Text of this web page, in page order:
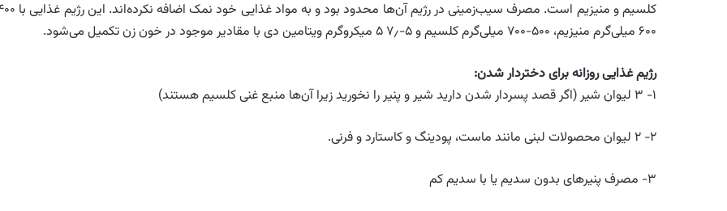
۶۰۰ میلی‌گرم منیزیم، ۵۰۰-۷۰۰ میلی‌گرم کلسیم و ۵-۷٫ ۵ میکروگرم ویتامین دی با مقادیر موجود در خون زن تکمیل می‌شود.
رژیم غذایی روزانه برای دختردار شدن:
۱- ۳ لیوان شیر (اگر قصد پسردار شدن دارید شیر و پنیر را نخورید زیرا آن‌ها منبع غنی کلسیم هستند)
۲- ۲ لیوان محصولات لبنی مانند ماست، پودینگ و کاستارد و فرنی.
۳- مصرف پنیرهای بدون سدیم یا با سدیم کم